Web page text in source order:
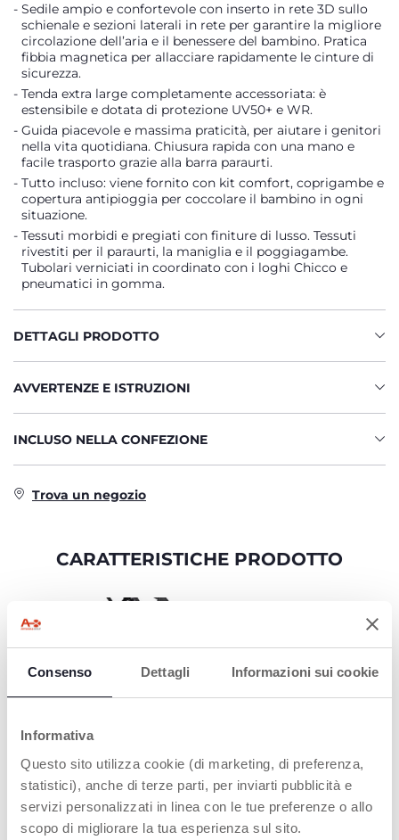
Consenso Dettagli Informazioni sui cookie
Informativa
Questo sito utilizza cookie (di marketing, di preferenza,
statistici), anche di terze parti, per inviarti pubblicità e
servizi personalizzati in linea con le tue preferenze o allo
scopo di migliorare la tua esperienza sul sito.
Sedile ampio e confortevole con inserto in rete 3D sullo
schienale e sezioni laterali in rete per garantire la migliore
circolazione dell’aria e il benessere del bambino. Pratica
fibbia magnetica per allacciare rapidamente le cinture di
sicurezza.
Tenda extra large completamente accessoriata: è
estensibile e dotata di protezione UV50+ e WR.
Guida piacevole e massima praticità, per aiutare i genitori
nella vita quotidiana. Chiusura rapida con una mano e
facile trasporto grazie alla barra paraurti.
Tutto incluso: viene fornito con kit comfort, coprigambe e
copertura antipioggia per coccolare il bambino in ogni
situazione.
Tessuti morbidi e pregiati con finiture di lusso. Tessuti
rivestiti per il paraurti, la maniglia e il poggiagambe.
Tubolari verniciati in coordinato con i loghi Chicco e
pneumatici in gomma.
DETTAGLI PRODOTTO
AVVERTENZE E ISTRUZIONI
INCLUSO NELLA CONFEZIONE
Trova un negozio
CARATTERISTICHE PRODOTTO